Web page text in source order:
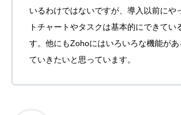
いるわけではないですが、導入以前にや
トチャートやタスクは基本的にできてい
す。他にもZohoにはいろいろな機能があ
ていきたいと思っています。